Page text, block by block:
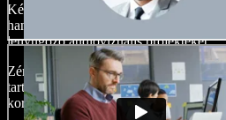
Készítsen hangalámondásokat, adjon
hangokat, videókat, klónozza le a
lenyűgöző audiovizuális projekteket.
Zéró tanulási görbével, és mindennel,
tartalomgyártók maguk mögött
korlátokat, és életre kelthetnek minden